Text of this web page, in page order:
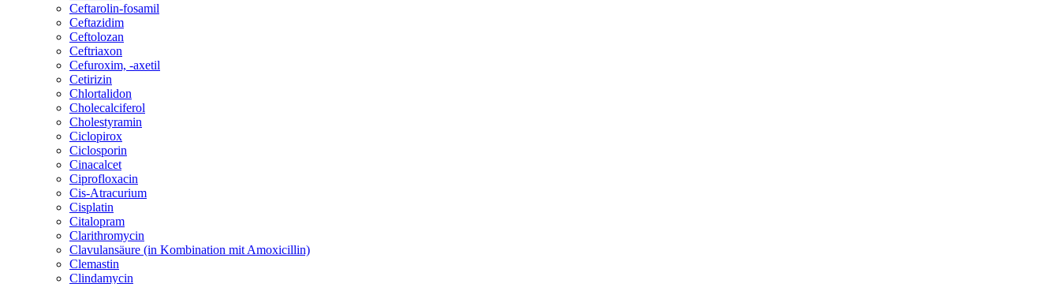
Ceftarolin-fosamil
Ceftazidim
Ceftolozan
Ceftriaxon
Cefuroxim, -axetil
Cetirizin
Chlortalidon
Cholecalciferol
Cholestyramin
Ciclopirox
Ciclosporin
Cinacalcet
Ciprofloxacin
Cis-Atracurium
Cisplatin
Citalopram
Clarithromycin
Clavulansäure (in Kombination mit Amoxicillin)
Clemastin
Clindamycin